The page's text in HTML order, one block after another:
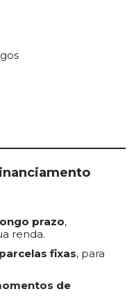
prazo,
renda.
parcelas fixas, para
de